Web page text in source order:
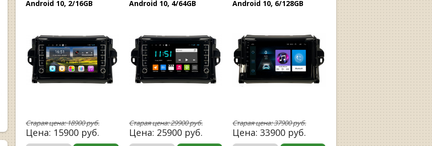
Android 10, 2/16GB
Старая цена:18900руб.
Цена: 15900 руб.
Android 10, 4/64GB
Старая цена:29900руб.
Цена: 25900 руб.
Android 10, 6/128GB
Старая цена:37900руб.
Цена:33900 руб.